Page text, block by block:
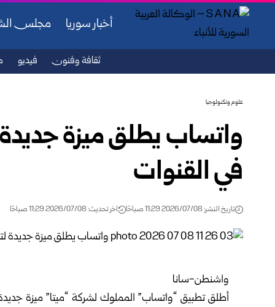
أخبار سوريا مجلس
ثقافة وفنون فيديو
علوم وتكنولوجيا
واتساب يطلق ميزة جديدة
في القنوات
تاريخ النشر: 2026/07/08 11:29 صباحًا اخر تحديث: 2026/07/08 11:29 صباحًا
واشنطن-سانا
أطلق تطبيق “واتساب” المملوك لشركة “ميتا” ميزة